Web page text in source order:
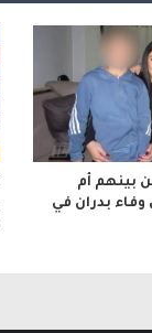
بينهم أم
بدران في